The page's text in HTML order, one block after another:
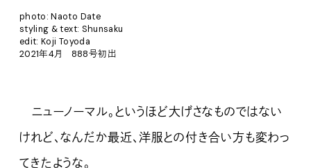
photo: Naoto Date
styling & text: Shunsaku
edit: Koji Toyoda
2021年4月 888号初出
ニューノーマル。というほど大げさなものではない
けれど、なんだか最近、洋服との付き合い方も変わっ
てきたような。